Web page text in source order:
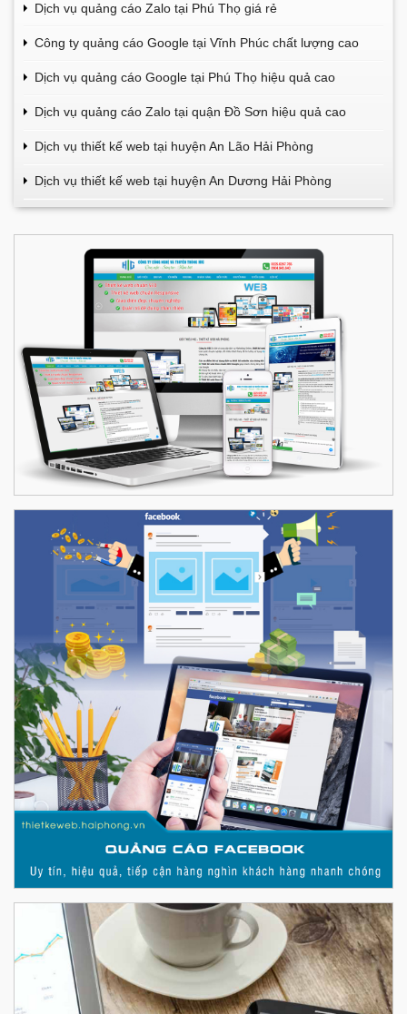
Dịch vụ quảng cáo Zalo tại Phú Thọ giá rẻ
Công ty quảng cáo Google tại Vĩnh Phúc chất lượng cao
Dịch vụ quảng cáo Google tại Phú Thọ hiệu quả cao
Dịch vụ quảng cáo Zalo tại quận Đồ Sơn hiệu quả cao
Dịch vụ thiết kế web tại huyện An Lão Hải Phòng
Dịch vụ thiết kế web tại huyện An Dương Hải Phòng